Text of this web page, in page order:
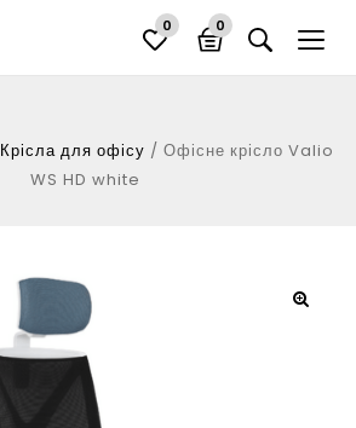
0 0
Крісла для офісу / Офісне крісло Valio
WS HD white